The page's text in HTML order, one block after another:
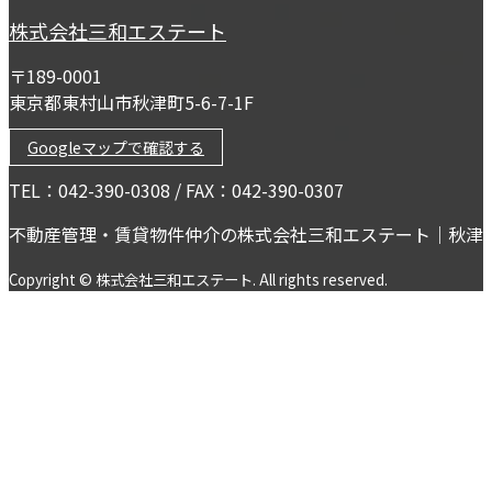
株式会社三和エステート
〒189-0001
東京都東村山市秋津町5-6-7-1F
Googleマップで確認する
TEL：042-390-0308 / FAX：042-390-0307
不動産管理・賃貸物件仲介の株式会社三和エステート｜秋
Copyright © 株式会社三和エステート. All rights reserved.